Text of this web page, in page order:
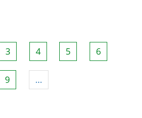
頁
面
3
頁
面
4
頁
面
5
頁
面
6
頁
面
9 …